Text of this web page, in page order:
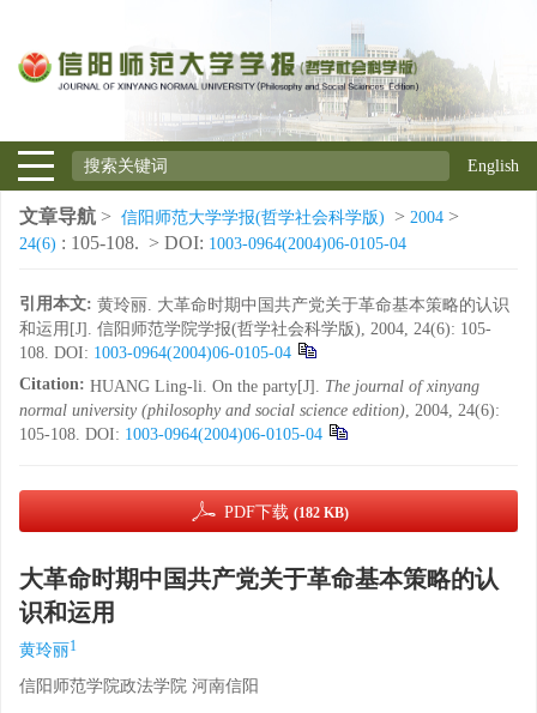
English
文章导航 > 信阳师范大学学报(哲学社会科学版) > 2004 >
24(6) : 105-108. > DOI: 1003-0964(2004)06-0105-04
引用本文: 黄玲丽. 大革命时期中国共产党关于革命基本策略的认识
和运用[J]. 信阳师范学院学报(哲学社会科学版), 2004, 24(6): 105-
108. DOI: 1003-0964(2004)06-0105-04
Citation: HUANG Ling-li. On the party[J]. The journal of xinyang
normal university (philosophy and social science edition), 2004, 24(6):
105-108. DOI: 1003-0964(2004)06-0105-04
PDF下载 (182 KB)
大革命时期中国共产党关于革命基本策略的认
识和运用
黄玲丽1
信阳师范学院政法学院 河南信阳